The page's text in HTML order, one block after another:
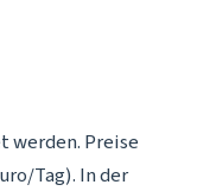
werden. Preise
Tag). In der